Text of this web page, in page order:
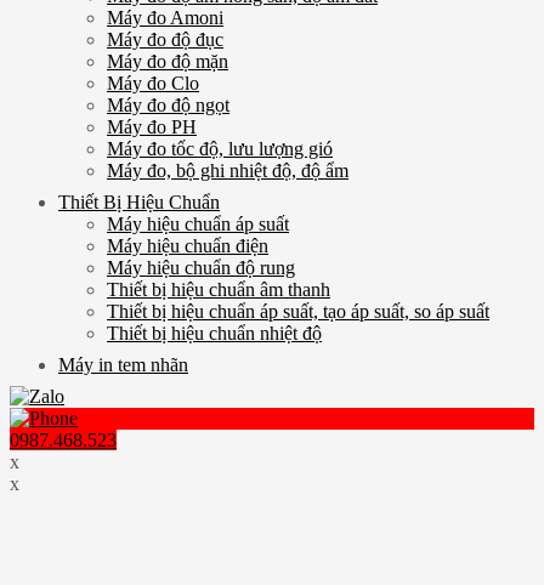
Máy đo Amoni
Máy đo độ đục
Máy đo độ mặn
Máy đo Clo
Máy đo độ ngọt
Máy đo PH
Máy đo tốc độ, lưu lượng gió
Máy đo, bộ ghi nhiệt độ, độ ẩm
Thiết Bị Hiệu Chuẩn
Máy hiệu chuẩn áp suất
Máy hiệu chuẩn điện
Máy hiệu chuẩn độ rung
Thiết bị hiệu chuẩn âm thanh
Thiết bị hiệu chuẩn áp suất, tạo áp suất, so áp suất
Thiết bị hiệu chuẩn nhiệt độ
Máy in tem nhãn
0987.468.523
x
x